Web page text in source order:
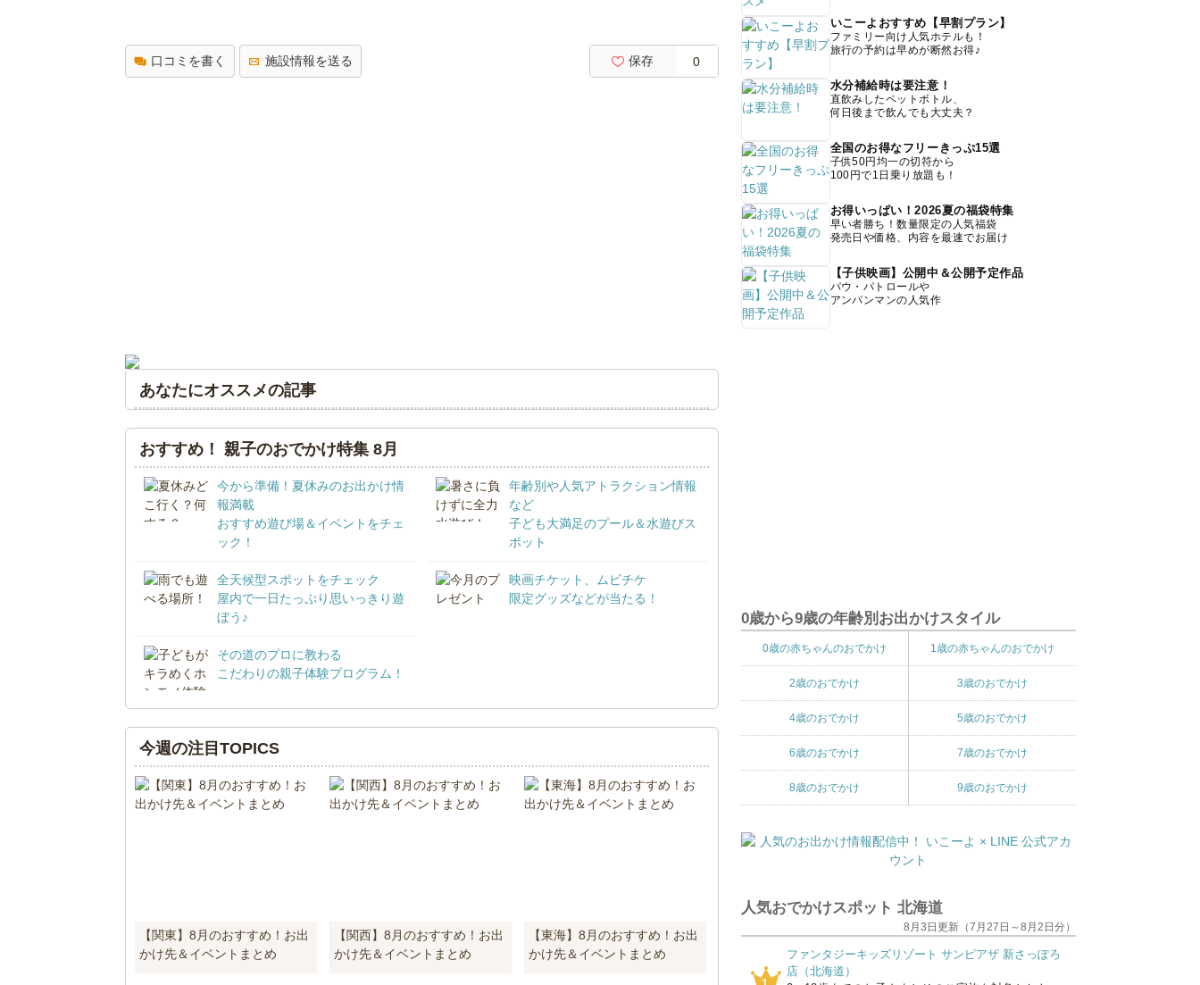
口コミを書く 施設情報を送る 保存 0
あなたにオススメの記事
おすすめ！ 親子のおでかけ特集 8月
今から準備！夏休みのお出かけ情
報満載
おすすめ遊び場＆イベントをチェ
ック！
年齢別や人気アトラクション情報
など
子ども大満足のプール＆水遊びス
ポット
全天候型スポットをチェック
屋内で一日たっぷり思いっきり遊
ぼう♪
映画チケット、ムビチケ
限定グッズなどが当たる！
その道のプロに教わる
こだわりの親子体験プログラム！
今週の注目TOPICS
【関東】8月のおすすめ！お出
かけ先＆イベントまとめ
【関西】8月のおすすめ！お出
かけ先＆イベントまとめ
【東海】8月のおすすめ！お出
かけ先＆イベントまとめ
いこーよおすすめ【早割プラン】
ファミリー向け人気ホテルも！
旅行の予約は早めが断然お得♪
水分補給時は要注意！
直飲みしたペットボトル、
何日後まで飲んでも大丈夫？
全国のお得なフリーきっぷ15選
子供50円均一の切符から
100円で1日乗り放題も！
お得いっぱい！2026夏の福袋特集
早い者勝ち！数量限定の人気福袋
発売日や価格、内容を最速でお届け
【子供映画】公開中＆公開予定作品
パウ・パトロールや
アンパンマンの人気作
0歳から9歳の年齢別お出かけスタイル
0歳の赤ちゃんのおでかけ 1歳の赤ちゃんのおでかけ
2歳のおでかけ 3歳のおでかけ
4歳のおでかけ 5歳のおでかけ
6歳のおでかけ 7歳のおでかけ
8歳のおでかけ 9歳のおでかけ
人気おでかけスポット 北海道
8月3日更新（7月27日～8月2日分）
ファンタジーキッズリゾート サンピアザ 新さっぽろ
店（北海道）